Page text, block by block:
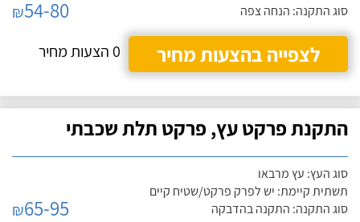
סוג התקנה: הנחה צפה
₪54-80
לצפייה בהצעות מחיר
0 הצעות מחיר
התקנת פרקט עץ, פרקט תלת שכבתי
סוג העץ: עץ מרבאו
תשתית קיימת: יש לפרק פרקט/שטיח קיים
סוג התקנה: התקנה בהדבקה
₪65-95